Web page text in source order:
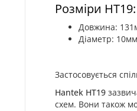
Розміри HT19:
Довжина:
Діаметр: 10мм
Застосовується
Hantek HT19
схем. Вони також